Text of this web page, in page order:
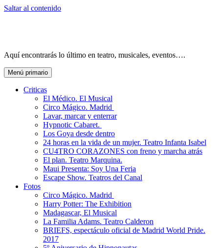
Saltar al contenido
Aquí encontrarás lo último en teatro, musicales, eventos….
Menú primario
Criticas
El Médico. El Musical
Circo Mágico. Madrid
Lavar, marcar y enterrar
Hypnotic Cabaret.
Los Goya desde dentro
24 horas en la vida de un mujer. Teatro Infanta Isabel
CU4TRO CORAZONES con freno y marcha atrás
El plan. Teatro Marquina.
Maui Presenta: Soy Una Feria
Escape Show. Teatros del Canal
Fotos
Circo Mágico. Madrid
Harry Potter: The Exhibition
Madagascar, El Musical
La Familia Adams. Teatro Calderon
BRIEFS, espectáculo oficial de Madrid World Pride.
2017